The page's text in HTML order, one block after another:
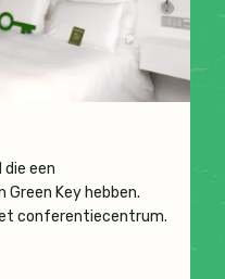
die een
Key hebben.
conferentiecentrum.